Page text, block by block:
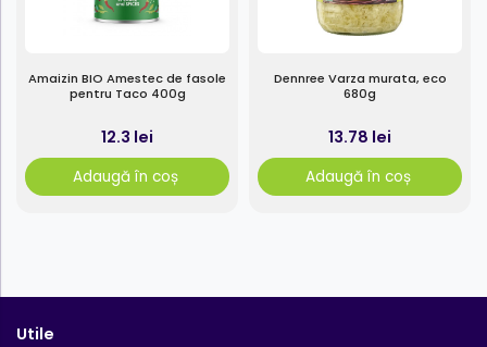
Amaizin BIO Amestec de fasole
pentru Taco 400g
12.3 lei
Adaugă în coș
Dennree Varza murata, eco
680g
13.78 lei
Adaugă în coș
Utile